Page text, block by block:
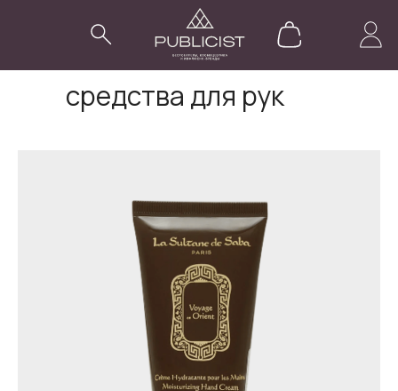
средства для рук